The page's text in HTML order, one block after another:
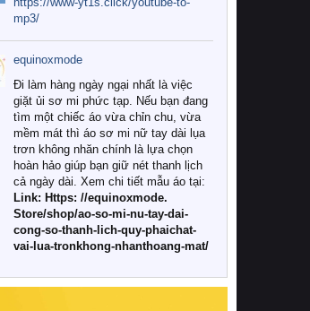
như hiện nay, làm thế nào để chọn
được những bộ chăn ga gối đệm cao
cấp thực sự chất lượng, phù hợp với
khí hậu và nhu cầu sử dụng của gia
đình? Hãy cùng chúng tôi đi tìm lời
giải đáp chi tiết qua bài viết dưới đây.
1. Tại sao các gia đình hiện đại lại ưa
chuộng chăn ga gối đệm cao cấp?
Khác với các dòng sản phẩm thông
thường, những bộ chăn ga gối đệm
cao cấp trải qua quy trình sản xuất
nghiêm ngặt từ khâu chọn lọc nguyên
liệu tự nhiên đến công nghệ dệt
nhuộm hiện đại không chứa hóa chất
này, bạn sẽ cảm nhận rõ rệt sự khác
mp3/
equinoxmode
Đi làm hàng ngày ngại nhất là việc
giặt ủi sơ mi phức tạp. Nếu bạn đang
tìm một chiếc áo vừa chỉn chu, vừa
mềm mát thì áo sơ mi nữ tay dài lụa
trơn không nhăn chính là lựa chọn
hoàn hảo giúp bạn giữ nét thanh lịch
cả ngày dài. Xem chi tiết mẫu áo tại:
Link: Https: //equinoxmode.
Store/shop/ao-so-mi-nu-tay-dai-
cong-so-thanh-lich-quy-phaichat-
vai-lua-tronkhong-nhanthoang-mat/